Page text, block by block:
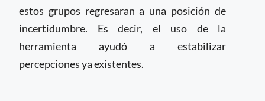
estos grupos regresaran a una posición de
incertidumbre. Es decir, el uso de la
herramienta ayudó a estabilizar
percepciones ya existentes.